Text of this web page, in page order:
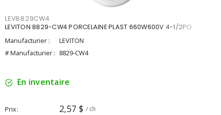
LEV8829CW4
LEVITON 8829-CW4 PORCELAINE PLAST 660W600V 4-1/2PO
Manufacturier :
LEVITON
# Manufacturier : 8829-CW4
En inventaire
Prix 2,57 $ / ch